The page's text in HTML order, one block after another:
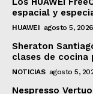
espacial y
HUAWEI agosto 5, 2026
Sheraton
clases de cocina
NOTICIAS agosto 5,
Nespresso